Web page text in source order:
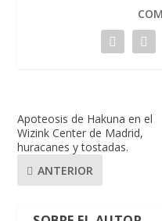
Apoteosis de Hakuna en el
Wizink Center de Madrid,
huracanes y tostadas.
ANTERIOR